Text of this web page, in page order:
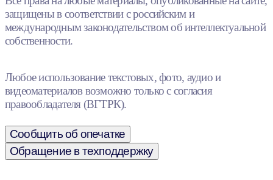
защищены в соответствии с российским и
международным законодательством об интеллектуальной
собственности.
Любое использование текстовых, фото, аудио и
видеоматериалов возможно только с согласия
правообладателя (ВГТРК).
Сообщить об опечатке
Обращение в техподдержку